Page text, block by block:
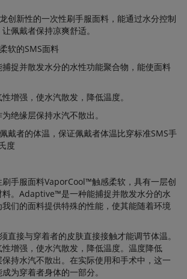
创新性的一次性刷手服面料，能通过水分控制
佩戴者保持凉爽舒适。
软的SMS面料
捉并散发水分的水性功能聚合物，能使面料
增强，使水汽散发，降低温度。
绝缘层保持水汽不散出。
戴者的体温，保证佩戴者体温比穿标准SMS手
度
手服面料VaporCool™触感柔软，具有一层创
。Adaptive™是一种能捕捉并散发水分的水
们的面料提供特殊的性能，使其能随着环境
直接与穿着者的皮肤直接接触才能调节体温。
增强，使水汽散发，降低温度。温度降低
持水汽不散出。在实际使用和手术中，这一
为穿着者身体的一部分。